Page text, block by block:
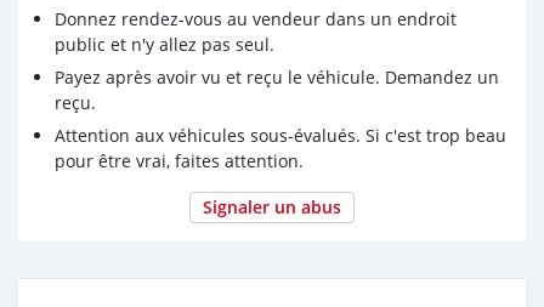
Donnez rendez-vous au vendeur dans un endroit
public et n'y allez pas seul.
Payez après avoir vu et reçu le véhicule. Demandez un
reçu.
Attention aux véhicules sous-évalués. Si c'est trop beau
pour être vrai, faites attention.
Signaler un abus